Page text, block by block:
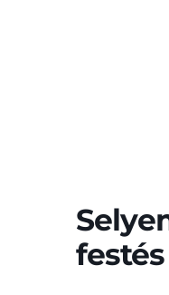
festés